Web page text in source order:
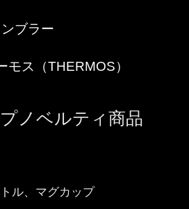
ブラー
モス（THERMOS）
ノベルティ商品
ル、マグカップ